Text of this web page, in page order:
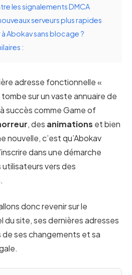
les signalements DMCA
serveurs plus rapides
Abokav sans blocage ?
:
adresse fonctionnelle «
tombe sur un vaste annuaire de
à succès comme Game of
, des animations et bien
nouvelle, c’est qu’Abokav
dans une démarche
vers des
donc revenir sur le
site, ses dernières adresses
de ses changements et sa